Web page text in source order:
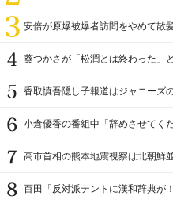
安倍が原爆被爆者訪問をやめて散
葵つかさが「松潤とは終わった」と
香取慎吾隠し子報道はジャニーズ
小倉優香の番組中「辞めさせてく
高市首相の熊本地震視察は北朝鮮
百田「反対派テントに漢和辞典が